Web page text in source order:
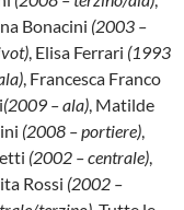
Bonacini (2003 –
, Elisa Ferrari (1993
, Francesca Franco
(2009 – ala), Matilde
(2008 – portiere),
(2002 – centrale),
Rossi (2002 –